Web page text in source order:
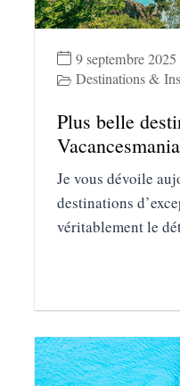
9 septembre 2025
Destinations &
Plus belle
Je vous dévoile
destinations
véritablement le